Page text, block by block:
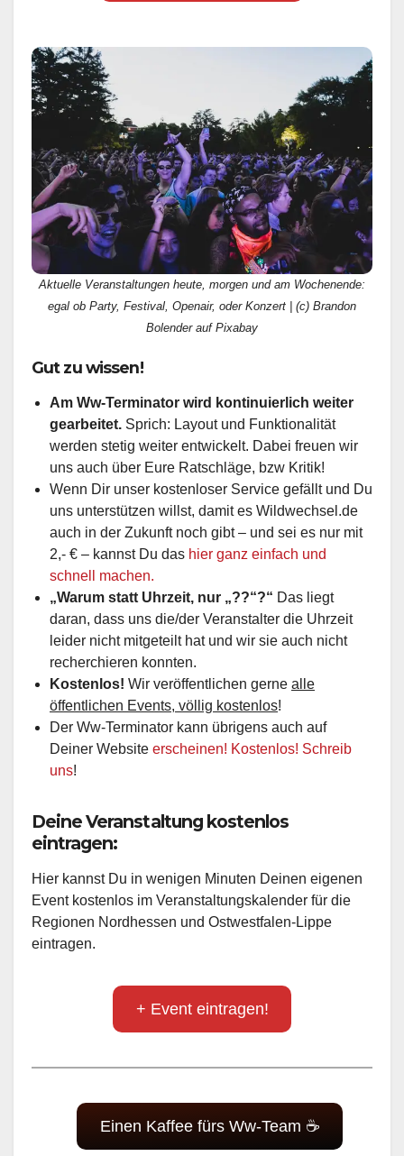
Aktuelle Veranstaltungen heute, morgen und am Wochenende:
egal ob Party, Festival, Openair, oder Konzert | (c) Brandon
Bolender auf Pixabay
Gut zu wissen!
Am Ww-Terminator wird kontinuierlich weiter
gearbeitet. Sprich: Layout und Funktionalität
werden stetig weiter entwickelt. Dabei freuen wir
uns auch über Eure Ratschläge, bzw Kritik!
Wenn Dir unser kostenloser Service gefällt und Du
uns unterstützen willst, damit es Wildwechsel.de
auch in der Zukunft noch gibt – und sei es nur mit
2,- € – kannst Du das hier ganz einfach und
schnell machen.
„Warum statt Uhrzeit, nur „??“?“ Das liegt
daran, dass uns die/der Veranstalter die Uhrzeit
leider nicht mitgeteilt hat und wir sie auch nicht
recherchieren konnten.
Kostenlos! Wir veröffentlichen gerne alle
öffentlichen Events, völlig kostenlos!
Der Ww-Terminator kann übrigens auch auf
Deiner Website erscheinen! Kostenlos! Schreib
uns!
Deine Veranstaltung kostenlos
eintragen:
Hier kannst Du in wenigen Minuten Deinen eigenen
Event kostenlos im Veranstaltungskalender für die
Regionen Nordhessen und Ostwestfalen-Lippe
eintragen.
+ Event eintragen!
Einen Kaffee fürs Ww-Team ☕